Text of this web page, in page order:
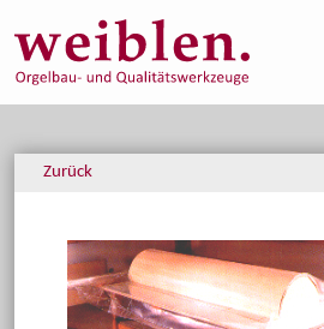
Zurück